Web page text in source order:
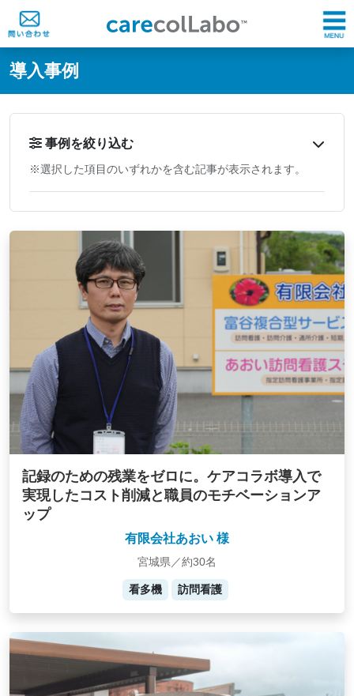
@ -0,0 +1,60 @@
導入事例
事例を絞り込む
※選択した項目のいずれかを含む記事が表示されます。
記録のための残業をゼロに。ケアコラボ導入で
実現したコスト削減と職員のモチベーションア
ップ
有限会社あおい 様
宮城県／約30名
看多機 訪問看護